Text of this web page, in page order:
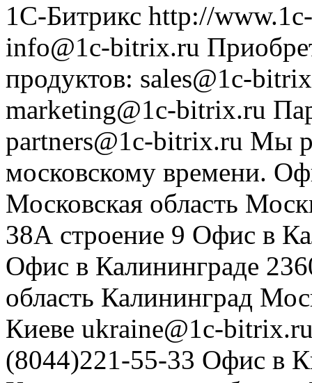
1С-Битрикс http://
info@1c-bitrix.ru
продуктов: sales@1c-
marketing@1c-bitrix.ru
partners@1c-bitrix.ru Мы
московскому времени.
Московская область
38А строение 9 Офис в
Офис в Калининграде
область Калининград
Киеве ukraine@1c-
(8044)221-55-33 Офис в